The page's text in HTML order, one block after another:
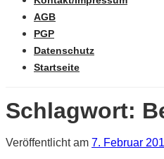
AGB
PGP
Datenschutz
Startseite
Schlagwort:
Veröffentlicht am 7. Februar